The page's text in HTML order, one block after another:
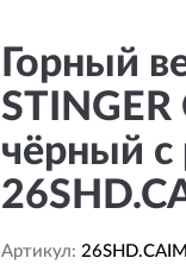
Горный
чёрный
Артикул: